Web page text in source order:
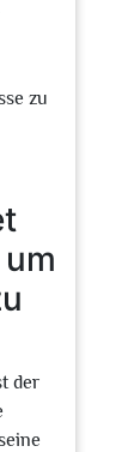
zu
der